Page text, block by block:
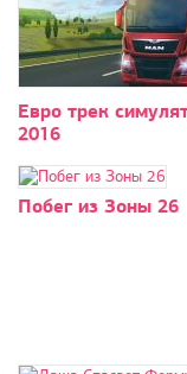
Евро трек
2016
Побег из Зоны 26